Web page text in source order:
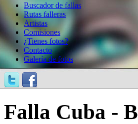
Buscador de fallas
Rutas falleras
Artistas
Comisiones
¿Tienes fotos?
Contacto
Galería de fotos
Falla Cuba -